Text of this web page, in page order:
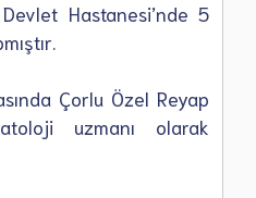
Hastanesi’nde 5
Çorlu Özel Reyap
uzmanı olarak